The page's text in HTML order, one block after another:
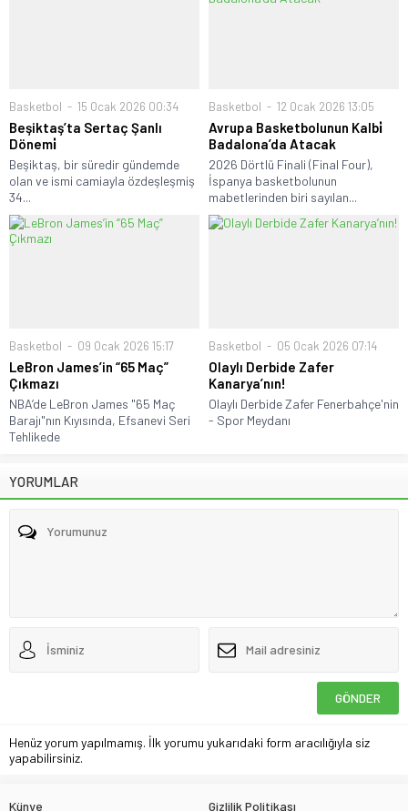
Basketbol 15 Ocak 2026 00:34
Beşiktaş’ta Sertaç Şanlı
Dönemi̇
Beşiktaş, bir süredir gündemde
olan ve ismi camiayla özdeşleşmiş
34...
Basketbol 12 Ocak 2026 13:05
Avrupa Basketbolunun Kalbi̇
Badalona’da Atacak
2026 Dörtlü Finali (Final Four),
İspanya basketbolunun
mabetlerinden biri sayılan...
Basketbol 09 Ocak 2026 15:17
LeBron James’in “65 Maç”
Çıkmazı
NBA’de LeBron James "65 Maç
Barajı"nın Kıyısında, Efsanevi Seri
Tehlikede
Basketbol 05 Ocak 2026 07:14
Olaylı Derbide Zafer
Kanarya’nın!
Olaylı Derbide Zafer Fenerbahçe'nin
- Spor Meydanı
YORUMLAR
Henüz yorum yapılmamış. İlk yorumu yukarıdaki form aracılığıyla siz
yapabilirsiniz.
Künye Gizlilik Politikası